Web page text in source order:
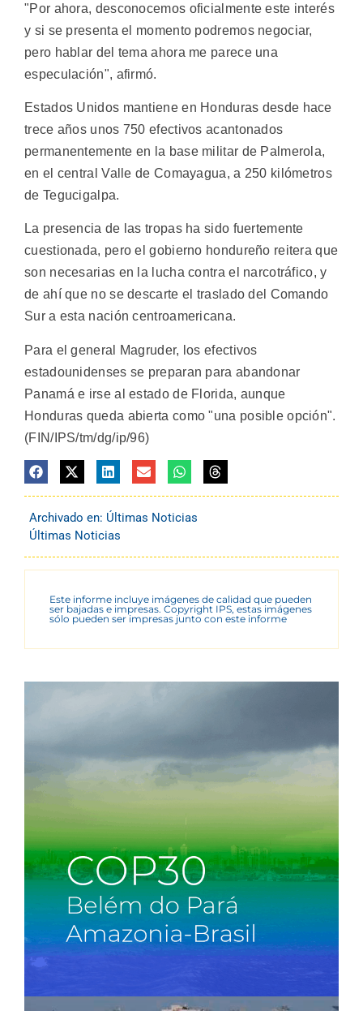
"Por ahora, desconocemos oficialmente este interés
y si se presenta el momento podremos negociar,
pero hablar del tema ahora me parece una
especulación", afirmó.
Estados Unidos mantiene en Honduras desde hace
trece años unos 750 efectivos acantonados
permanentemente en la base militar de Palmerola,
en el central Valle de Comayagua, a 250 kilómetros
de Tegucigalpa.
La presencia de las tropas ha sido fuertemente
cuestionada, pero el gobierno hondureño reitera que
son necesarias en la lucha contra el narcotráfico, y
de ahí que no se descarte el traslado del Comando
Sur a esta nación centroamericana.
Para el general Magruder, los efectivos
estadounidenses se preparan para abandonar
Panamá e irse al estado de Florida, aunque
Honduras queda abierta como "una posible opción".
(FIN/IPS/tm/dg/ip/96)
Archivado en: Últimas Noticias
Últimas Noticias
Este informe incluye imágenes de calidad que pueden
ser bajadas e impresas. Copyright IPS, estas imágenes
sólo pueden ser impresas junto con este informe